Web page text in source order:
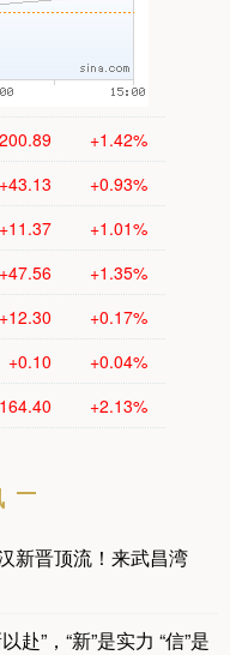
+1.42%
+43.13 +0.93%
+11.37 +1.01%
+47.56 +1.35%
+12.30 +0.17%
+0.10 +0.04%
+2.13%
新晋顶流！来武昌湾
”，“新”是实力 “信”是